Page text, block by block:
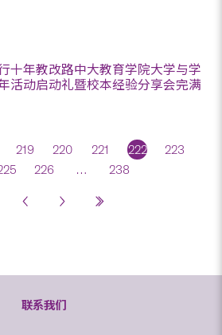
十年教改路中大教育学院大学与学
活动启动礼暨校本经验分享会完满
219 220 221 222
223
226 … 238
联系我们